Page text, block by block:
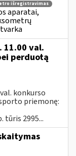
išregistravimas
aparatai,
11.00 val.
perduotą
konkurso
priemonę:
tūris 2995...